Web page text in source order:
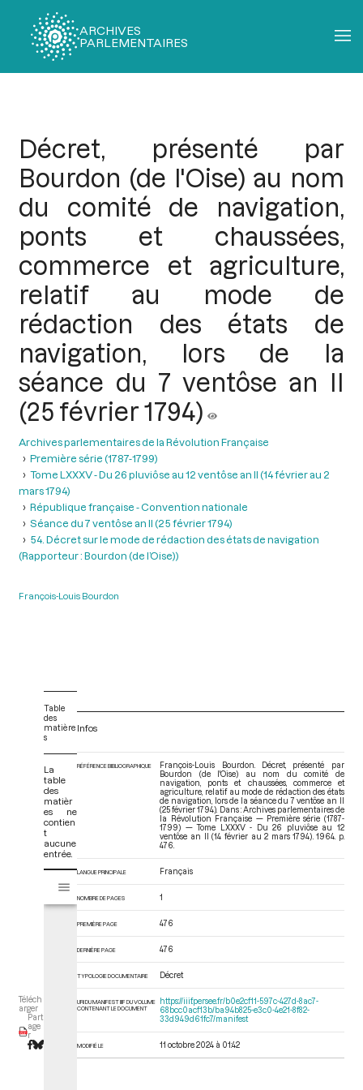
ARCHIVES
PARLEMENTAIRES
Décret, présenté par
Bourdon (de l'Oise) au nom
du comité de navigation,
ponts et chaussées,
commerce et agriculture,
relatif au mode de
rédaction des états de
navigation, lors de la
séance du 7 ventôse an II
(25 février 1794)
Archives parlementaires de la Révolution Française
Première série (1787-1799)
Tome LXXXV - Du 26 pluviôse au 12 ventôse an II (14 février au 2
mars 1794)
République française - Convention nationale
Séance du 7 ventôse an II (25 février 1794)
54. Décret sur le mode de rédaction des états de navigation
(Rapporteur : Bourdon (de l’Oise))
François-Louis Bourdon
Téléch
arger
Part
age
r
Table
des
matière
s
La
table
des
matièr
es ne
contien
t
aucune
entrée.
s
M
Tome LXXXV - Du 26 pluviôse au 12 ventôse an II (14 février au 2 mars
Infos
RÉFÉRENCE BIBLIOGRAPHIQUE
François-Louis Bourdon. Décret, présenté par
Bourdon (de l'Oise) au nom du comité de
navigation, ponts et chaussées, commerce et
agriculture, relatif au mode de rédaction des états
de navigation, lors de la séance du 7 ventôse an II
(25 février 1794). Dans : Archives parlementaires de
la Révolution Française — Première série (1787-
1799) — Tome LXXXV - Du 26 pluviôse au 12
ventôse an II (14 février au 2 mars 1794) . 1964. p.
476.
LANGUE PRINCIPALE Français
NOMBRE DE PAGES 1
PREMIÈRE PAGE 476
DERNIÈRE PAGE 476
TYPOLOGIE DOCUMENTAIRE Décret
URI DU MANIFEST IIIF DU VOLUME
CONTENANT LE DOCUMENT
https://iiif.persee.fr/b0e2cf11-597c-427d-8ac7-
68bcc0acf13b/ba94b825-e3c0-4e21-8f82-
33d949d61fc7/manifest
MODIFIÉ LE 11 octobre 2024 à 01:42